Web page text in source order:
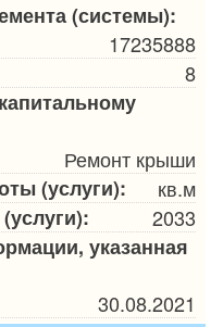
(системы):
17235888
8
Ремонт крыши
(услуги):
кв.м
2033
указанная
30.08.2021